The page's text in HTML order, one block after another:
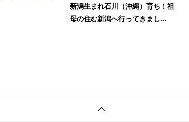
新潟生まれ石川（沖縄）育ち！祖
母の住む新潟へ行ってきまし...